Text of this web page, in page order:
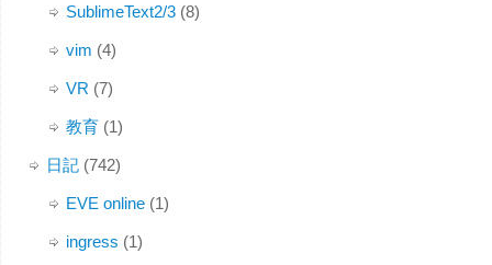
SublimeText2/3(8)
vim (4)
VR (7)
教育(1)
日記(742)
EVE online(1)
ingress (1)